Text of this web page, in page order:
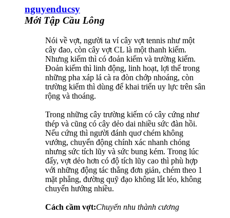
nguyenducsy
Mới Tập Cầu Lông
Nói về vợt, người ta ví cây vợt tennis như một
cây đao, còn cây vợt CL là một thanh kiếm.
Nhưng kiếm thì có đoản kiếm và trường kiếm.
Đoản kiếm thì linh động, linh hoạt, lợi thế trong
những pha xáp lá cà ra đòn chớp nhoáng, còn
trường kiếm thì dùng để khai triển uy lực trên sân
rộng và thoáng.
Trong những cây trường kiếm có cây cứng như
thép và cũng có cây dẻo dai nhiều sức đàn hồi.
Nếu cứng thì người đánh quơ chém không
vướng, chuyển động chính xác nhanh chóng
nhưng sức tích lũy và sức bung kém. Trong lúc
đấy, vợt dẻo hơn có độ tích lũy cao thì phù hợp
với những động tác thẳng đơn giản, chém theo 1
mặt phẳng, đường quỹ đạo không lắt léo, không
chuyển hướng nhiều.
Cách cầm vợt:Chuyển nhu thành cương